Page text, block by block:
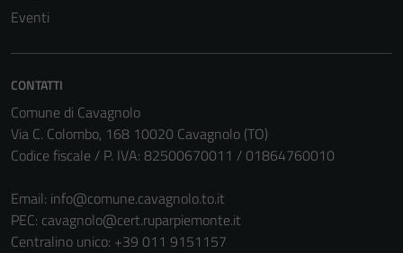
Eventi
CONTATTI
Comune di Cavagnolo
Via C. Colombo, 168 10020 Cavagnolo (TO)
Codice fiscale / P. IVA: 82500670011 / 01864760010
Email: info@comune.cavagnolo.to.it
PEC: cavagnolo@cert.ruparpiemonte.it
Centralino unico: +39 011 9151157
informazioni
personali.